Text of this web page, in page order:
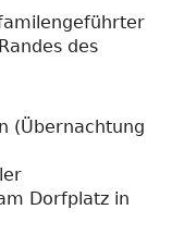
des
(Übernachtung
Dorfplatz in